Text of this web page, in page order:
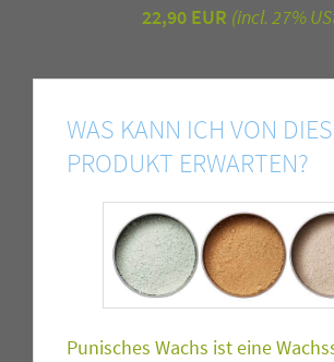
22,90 EUR (incl. 27%
WAS KANN ICH VON
PRODUKT ERWARTEN?
Punisches Wachs ist eine